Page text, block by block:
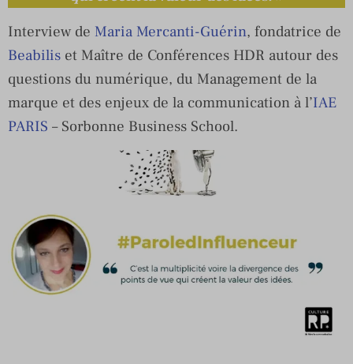
Interview de Maria Mercanti-Guérin, fondatrice de
Beabilis et Maître de Conférences HDR autour des
questions du numérique, du Management de la
marque et des enjeux de la communication à l’IAE
PARIS – Sorbonne Business School.